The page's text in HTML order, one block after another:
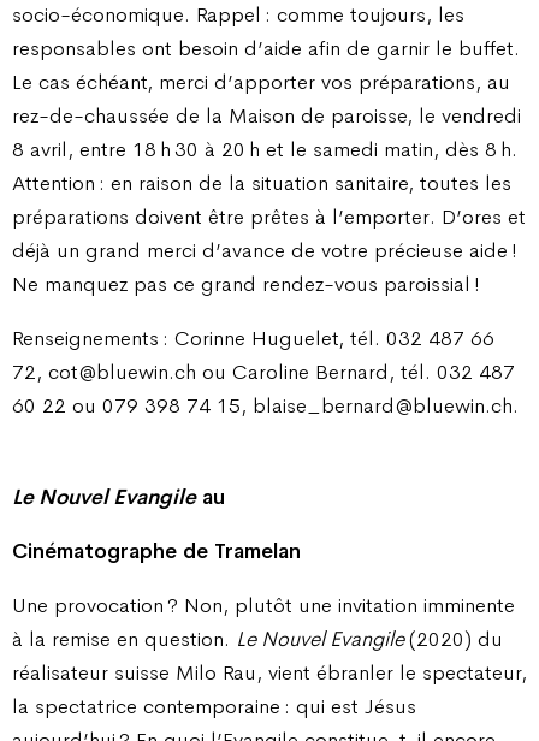
socio-économique. Rappel : comme toujours, les
responsables ont besoin d’aide afin de garnir le buffet.
Le cas échéant, merci d’apporter vos préparations, au
rez-de-chaussée de la Maison de paroisse, le vendredi
8 avril, entre 18 h 30 à 20 h et le samedi matin, dès 8 h.
Attention : en raison de la situation sanitaire, toutes les
préparations doivent être prêtes à l’emporter. D’ores et
déjà un grand merci d’avance de votre précieuse aide !
Ne manquez pas ce grand rendez-vous paroissial !
Renseignements : Corinne Huguelet, tél. 032 487 66
72, cot@bluewin.ch ou Caroline Bernard, tél. 032 487
60 22 ou 079 398 74 15, blaise_bernard@bluewin.ch.
Le Nouvel Evangileau
Cinématographe de Tramelan
Une provocation ? Non, plutôt une invitation imminente
à la remise en question. Le Nouvel Evangile(2020) du
réalisateur suisse Milo Rau, vient ébranler le spectateur,
la spectatrice contemporaine : qui est Jésus